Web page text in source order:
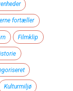
fortæller
Filmklip
Kulturmiljø